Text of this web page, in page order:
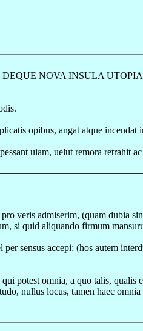
DEQUE NOVA INSULA
opibus, angat atque incendat
uiam, uelut remora retrahit
veris admiserim, (quam dubia
si quid aliquando firmum
sensus accepi; (hos autem
potest omnia, a quo talis,
nullus locus, tamen haec